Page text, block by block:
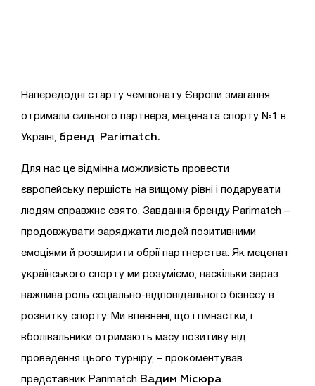
Напередодні старту чемпіонату Європи змагання
отримали сильного партнера, мецената спорту №1 в
Україні, бренд Parimatch.
Для нас це відмінна можливість провести
європейську першість на вищому рівні і подарувати
людям справжнє свято. Завдання бренду Parimatch –
продовжувати заряджати людей позитивними
емоціями й розширити обрії партнерства. Як меценат
українського спорту ми розуміємо, наскільки зараз
важлива роль соціально-відповідального бізнесу в
розвитку спорту. Ми впевнені, що і гімнастки, і
вболівальники отримають масу позитиву від
проведення цього турніру, – прокоментував
представник Parimatch Вадим Місюра